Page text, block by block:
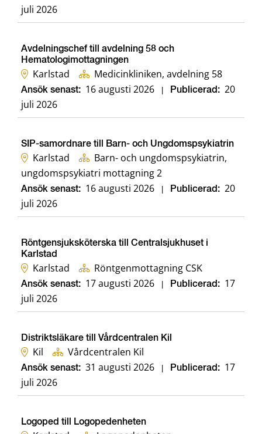
juli 2026
Avdelningschef till avdelning 58 och
Hematologimottagningen
Karlstad Medicinkliniken, avdelning 58
Ansök senast: 16 augusti 2026 Publicerad: 20
juli 2026
SIP-samordnare till Barn- och Ungdomspsykiatrin
Karlstad
Barn- och ungdomspsykiatrin,
ungdomspsykiatri mottagning 2
Ansök senast: 16 augusti 2026 Publicerad: 20
juli 2026
Röntgensjuksköterska till Centralsjukhuset i
Karlstad
Karlstad Röntgenmottagning CSK
Ansök senast: 17 augusti 2026 Publicerad: 17
juli 2026
Distriktsläkare till Vårdcentralen Kil
Kil Vårdcentralen Kil
Ansök senast: 31 augusti 2026 Publicerad: 17
juli 2026
Logoped till Logopedenheten